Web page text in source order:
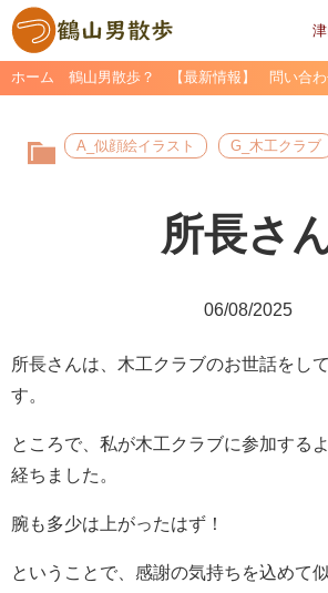
ホーム 鶴山男散歩？ 【最新情報】 問い合
A_似顔絵イラスト G_木工クラブ
所長さ
06/08/2025
所長さんは、木工クラブのお世話をし
す。
ところで、私が木工クラブに参加する
経ちました。
腕も多少は上がったはず！
ということで、感謝の気持ちを込めて